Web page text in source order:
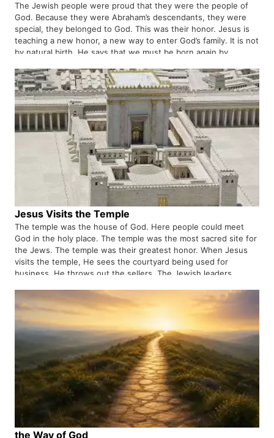
The Jewish people were proud that they were the people of
God. Because they were Abraham’s descendants, they were
special, they belonged to God. This was their honor. Jesus is
teaching a new honor, a new way to enter God’s family. It is not
by natural birth. He says that we must be born again by
bring new life and transformation.
Jesus Visits the Temple
The temple was the house of God. Here people could meet
God in the holy place. The temple was the most sacred site for
the Jews. The temple was their greatest honor. When Jesus
visits the temple, He sees the courtyard being used for
business. He throws out the sellers. The Jewish leaders
is teaching the people a huge lesson. He Himself is the REAL
temple of God, where God dwells and where people can meet
God. Jesus is the new temple, the true Passover lamb.
Forgiveness of sins is not at the temple, but in Jesus.
the Way of God